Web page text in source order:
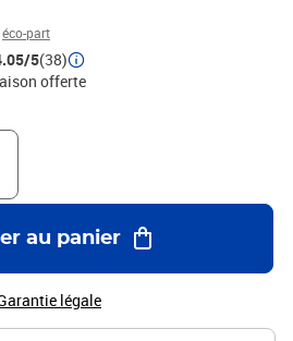
éco-part
5(38)
offerte
au panier
légale